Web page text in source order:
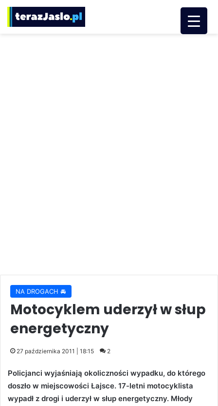
NA DROGACH 🚘
Motocyklem uderzył w słup
energetyczny
27 października 2011 | 18:15 2
Policjanci wyjaśniają okoliczności wypadku, do którego
doszło w miejscowości Łajsce. 17-letni motocyklista
wypadł z drogi i uderzył w słup energetyczny. Młody